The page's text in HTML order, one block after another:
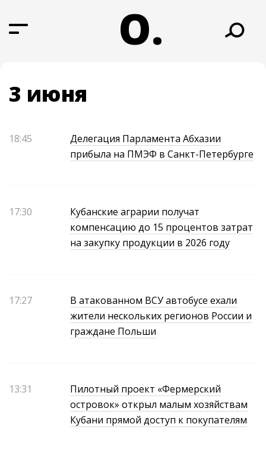
О.
3 июня
18:45
Делегация Парламента Абхазии
прибыла на ПМЭФ в Санкт-Петербурге
17:30
Кубанские аграрии получат
компенсацию до 15 процентов затрат
на закупку продукции в 2026 году
17:27
В атакованном ВСУ автобусе ехали
жители нескольких регионов России и
граждане Польши
13:31
Пилотный проект «Фермерский
островок» открыл малым хозяйствам
Кубани прямой доступ к покупателям